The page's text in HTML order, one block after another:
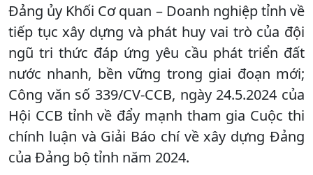
Đảng ủy Khối Cơ quan – Doanh nghiệp tỉnh về
tiếp tục xây dựng và phát huy vai trò của đội
ngũ tri thức đáp ứng yêu cầu phát triển đất
nước nhanh, bền vững trong giai đoạn mới;
Công văn số 339/CV-CCB, ngày 24.5.2024 của
Hội CCB tỉnh về đẩy mạnh tham gia Cuộc thi
chính luận và Giải Báo chí về xây dựng Đảng
của Đảng bộ tỉnh năm 2024.